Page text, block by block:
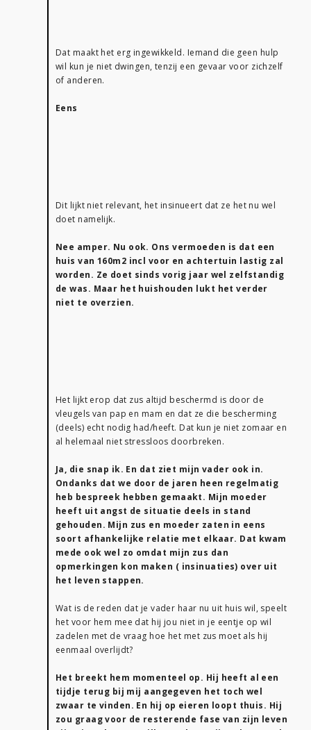
Dat maakt het erg ingewikkeld. Iemand die geen hulp
wil kun je niet dwingen, tenzij een gevaar voor zichzelf
of anderen.
Eens
Dit lijkt niet relevant, het insinueert dat ze het nu wel
doet namelijk.
Nee amper. Nu ook. Ons vermoeden is dat een
huis van 160m2 incl voor en achtertuin lastig zal
worden. Ze doet sinds vorig jaar wel zelfstandig
de was. Maar het huishouden lukt het verder
niet te overzien.
Het lijkt erop dat zus altijd beschermd is door de
vleugels van pap en mam en dat ze die bescherming
(deels) echt nodig had/heeft. Dat kun je niet zomaar en
al helemaal niet stressloos doorbreken.
Ja, die snap ik. En dat ziet mijn vader ook in.
Ondanks dat we door de jaren heen regelmatig
heb bespreek hebben gemaakt. Mijn moeder
heeft uit angst de situatie deels in stand
gehouden. Mijn zus en moeder zaten in eens
soort afhankelijke relatie met elkaar. Dat kwam
mede ook wel zo omdat mijn zus dan
opmerkingen kon maken ( insinuaties) over uit
het leven stappen.
Wat is de reden dat je vader haar nu uit huis wil, speelt
het voor hem mee dat hij jou niet in je eentje op wil
zadelen met de vraag hoe het met zus moet als hij
eenmaal overlijdt?
Het breekt hem momenteel op. Hij heeft al een
tijdje terug bij mij aangegeven het toch wel
zwaar te vinden. En hij op eieren loopt thuis. Hij
zou graag voor de resterende fase van zijn leven